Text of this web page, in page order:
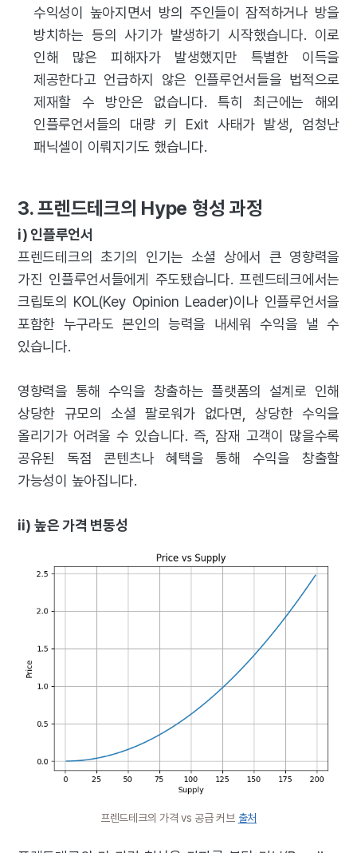
수익성이 높아지면서 방의 주인들이 잠적하거나 방을
방치하는 등의 사기가 발생하기 시작했습니다. 이로
인해 많은 피해자가 발생했지만 특별한 이득을
제공한다고 언급하지 않은 인플루언서들을 법적으로
제재할 수 방안은 없습니다. 특히 최근에는 해외
인플루언서들의 대량 키 Exit 사태가 발생, 엄청난
패닉셀이 이뤄지기도 했습니다.
3. 프렌드테크의 Hype 형성 과정
i) 인플루언서
프렌드테크의 초기의 인기는 소셜 상에서 큰 영향력을
가진 인플루언서들에게 주도됐습니다. 프렌드테크에서는
크립토의 KOL(Key Opinion Leader)이나 인플루언서을
포함한 누구라도 본인의 능력을 내세워 수익을 낼 수
있습니다.
영향력을 통해 수익을 창출하는 플랫폼의 설계로 인해
상당한 규모의 소셜 팔로워가 없다면, 상당한 수익을
올리기가 어려울 수 있습니다. 즉, 잠재 고객이 많을수록
공유된 독점 콘텐츠나 혜택을 통해 수익을 창출할
가능성이 높아집니다.
ii) 높은 가격 변동성
프렌드테크의 가격 vs 공급 커브 출처